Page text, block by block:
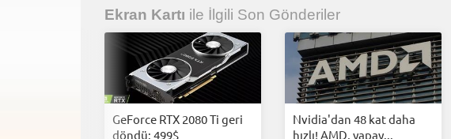
Film
Fiyatları Vizyondaki
İnstagram Dondurma
Ekran Kartı ile İlgili Son Gönderiler
GeForce RTX 2080 Ti geri
döndü: 499$
Nvidia'dan 48 kat daha
hızlı! AMD, yapay...